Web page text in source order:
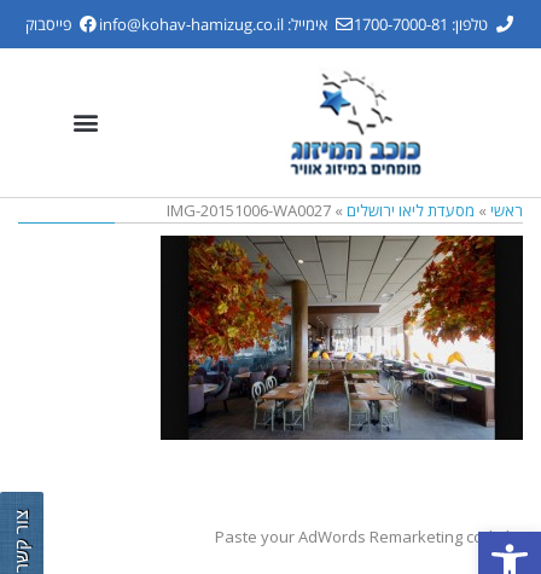
פתח סרגל נגישות
טלפון: 1700-7000-81 אימייל:info@kohav-hamizug.co.il פייסבוק
ראשי » מסעדת ליאו ירושלים »
IMG-20151006-WA0027
Paste your AdWords Remarketing code here צור קשר